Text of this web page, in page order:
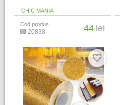
CHIC MANIA
Cod produs
20838 44 lei